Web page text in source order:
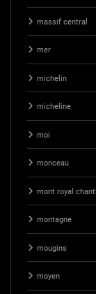
massif central
mer
michelin
micheline
moi
monceau
mont royal
montagne
mougins
moyen